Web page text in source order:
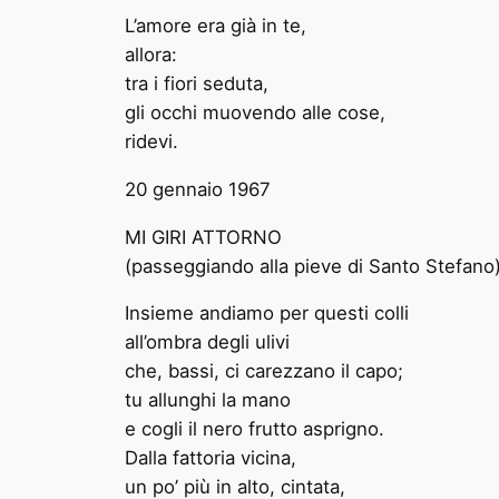
L’amore era già in te,
allora:
tra i fiori seduta,
gli occhi muovendo alle cose,
ridevi.
20 gennaio 1967
MI GIRI ATTORNO
(passeggiando alla pieve di Santo
Insieme andiamo per questi colli
all’ombra degli ulivi
che, bassi, ci carezzano il capo;
tu allunghi la mano
e cogli il nero frutto asprigno.
Dalla fattoria vicina,
un po’ più in alto, cintata,